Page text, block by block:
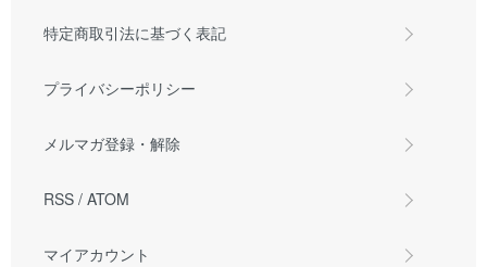
特定商取引法に基づく表記
プライバシーポリシー
メルマガ登録・解除
RSS / ATOM
マイアカウント